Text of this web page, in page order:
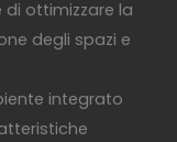
di ottimizzare la
degli spazi e
integrato